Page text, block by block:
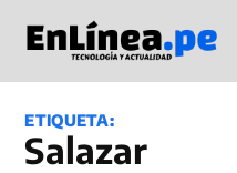
contenido
ETIQUETA:
Salazar